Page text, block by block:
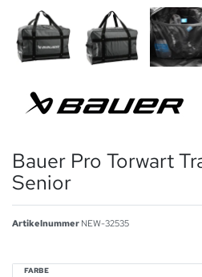
Bauer Pro Torwart
Senior
Artikelnummer NEW-32535
FARBE